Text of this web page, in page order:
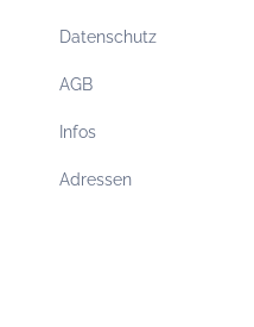
Datenschutz
AGB
Infos
Adressen